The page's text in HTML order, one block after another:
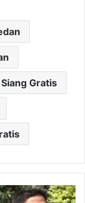
Gratis